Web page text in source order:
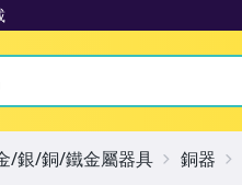
/銀/銅/鐵金屬器具 銅器